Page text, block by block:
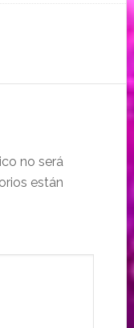
no será
están